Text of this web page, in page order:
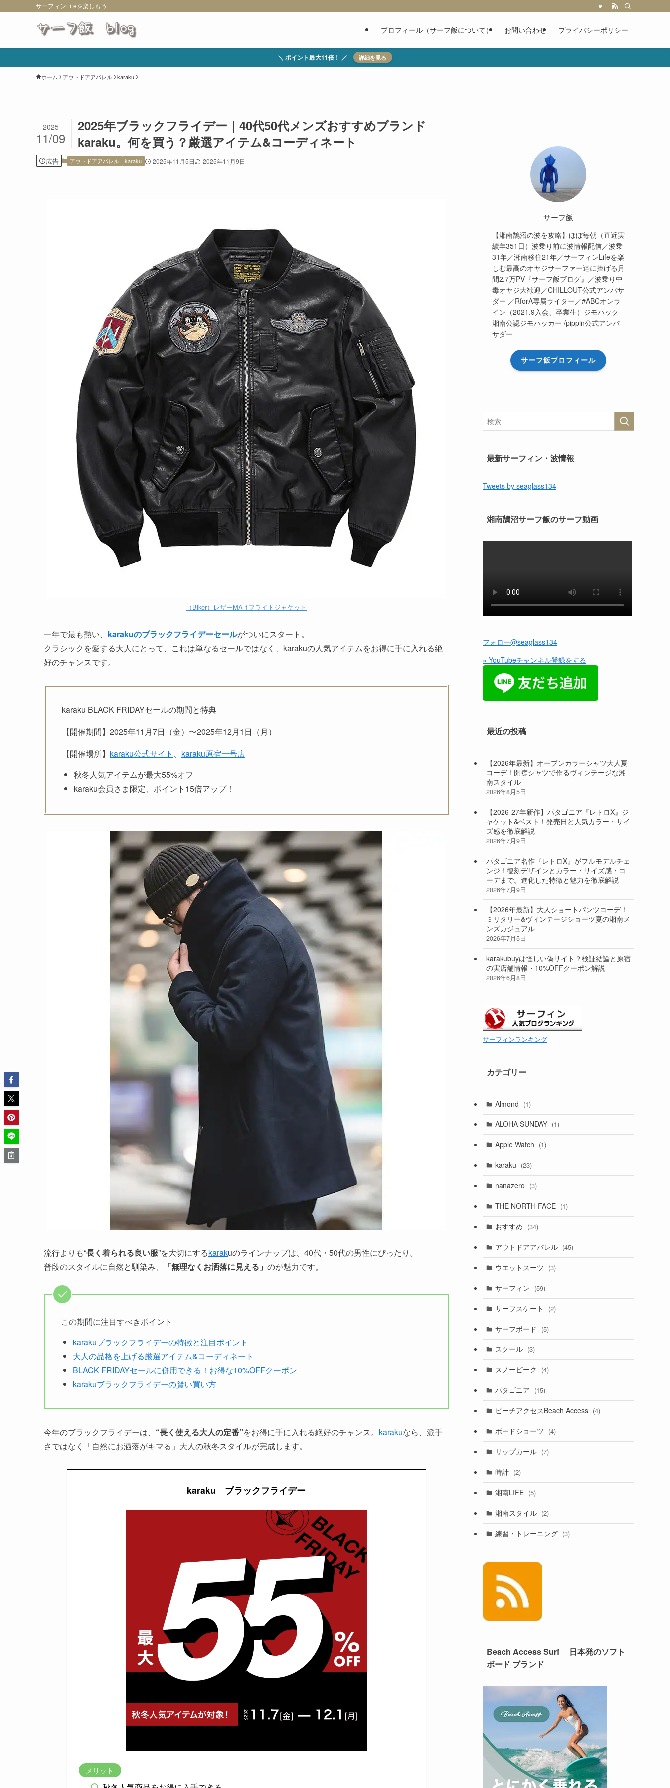
サーフィンLifeを楽しもう
プロフィール（サーフ飯について） お問い合わせ プライバシーポリシー
＼ ポイント最大11倍！ ／ 詳細を見る
ホーム アウトドアアパレル karaku
2025年ブラックフライデー｜40代50代メンズおすすめブランド
karaku。何を買う？厳選アイテム&コーディネート
2025
11/09
広告 アウトドアアパレル karaku 2025年11月5日 2025年11月9日
（Biker）レザーMA-1フライトジャケット
一年で最も熱い、 karakuのブラックフライデーセールがついにスタート。
クラシックを愛する大人にとって、これは単なるセールではなく、karakuの人気アイテムをお得に手に入れる絶
好のチャンスです。
karaku BLACK FRIDAYセールの期間と特典
【開催期間】2025年11月7日（金）〜2025年12月1日（月）
【開催場所】 karaku公式サイト 、 karaku原宿一号店
秋冬人気アイテムが最大55%オフ
karaku会員さま限定、ポイント15倍アップ！
流行よりも“長く着られる良い服”を大切にするkarakuのラインナップは、40代・50代の男性にぴったり。
普段のスタイルに自然と馴染み、
「無理なくお洒落に見える」 のが魅力です。
この期間に注目すべきポイント
karakuブラックフライデーの特徴と注目ポイント
大人の品格を上げる厳選アイテム&コーディネート
BLACK FRIDAYセールに併用できる！お得な10%OFFクーポン
karakuブラックフライデーの賢い買い方
今年のブラックフライデーは、 “長く使える大人の定番”をお得に手に入れる絶好のチャンス。 karakuなら、派手
さではなく「自然にお洒落がキマる」大人の秋冬スタイルが完成します。
karaku ブラックフライデー
メリット
サーフ飯
【湘南鵠沼の波を攻略】ほぼ毎朝（直近実
績年351日）波乗り前に波情報配信／波乗
31年／湘南移住21年／サーフィンLifeを楽
しむ最高のオヤジサーファー達に捧げる月
間2.7万PV『サーフ飯ブログ』／波乗り中
毒オヤジ大歓迎／CHILLOUT公式アンバサ
ダー ／RforA専属ライター／#ABCオンラ
イン（2021.9入会、卒業生）ジモハック
湘南公認ジモハッカー /pippin公式アンバ
サダー
サーフ飯プロフィール
最新サーフィン・波情報
Tweets by seaglass134
湘南鵠沼サーフ飯のサーフ動画
フォロー@seaglass134
» YouTubeチャンネル登録をする
最近の投稿
【2026年最新】オープンカラーシャツ大人夏
コーデ！開襟シャツで作るヴィンテージな湘
南スタイル
2026年8月5日
【2026-27年新作】パタゴニア『レトロX』ジ
ャケット&ベスト！発売日と人気カラー・サイ
ズ感を徹底解説
2026年7月9日
パタゴニア名作『レトロX』がフルモデルチェ
ンジ！復刻デザインとカラー・サイズ感・コ
ーデまで。進化した特徴と魅力を徹底解説
2026年7月9日
【2026年最新】大人ショートパンツコーデ！
ミリタリー&ヴィンテージショーツ夏の湘南メ
ンズカジュアル
2026年7月5日
karakubuyは怪しい偽サイト？検証結論と原宿
の実店舗情報・10%OFFクーポン解説
2026年6月8日
サーフィンランキング
カテゴリー
Almond (1)
ALOHA SUNDAY (1)
Apple Watch (1)
karaku (23)
nanazero (3)
THE NORTH FACE (1)
おすすめ (34)
アウトドアアパレル (45)
ウエットスーツ (3)
サーフィン (59)
サーフスケート (2)
サーフボード (5)
スクール (3)
スノーピーク (4)
パタゴニア (15)
ビーチアクセスBeach Access (4)
ボードショーツ (4)
リップカール (7)
時計 (2)
湘南LIFE (5)
湘南スタイル (2)
練習・トレーニング (3)
Beach Access Surf 日本発のソフト
ボード ブランド